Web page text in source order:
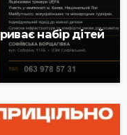
набір дітей